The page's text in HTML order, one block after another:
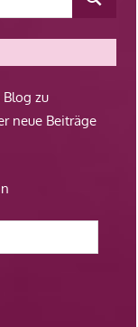
zu
neue Beiträge